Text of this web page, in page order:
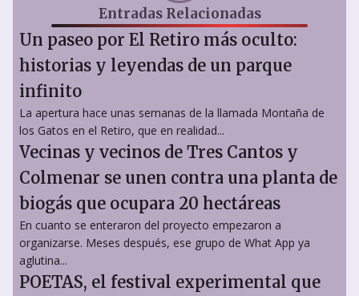
Entradas Relacionadas
Un paseo por El Retiro más oculto:
historias y leyendas de un parque
infinito
La apertura hace unas semanas de la llamada Montaña de
los Gatos en el Retiro, que en realidad...
Vecinas y vecinos de Tres Cantos y
Colmenar se unen contra una planta de
biogás que ocupara 20 hectáreas
En cuanto se enteraron del proyecto empezaron a
organizarse. Meses después, ese grupo de What App ya
aglutina...
POETAS, el festival experimental que